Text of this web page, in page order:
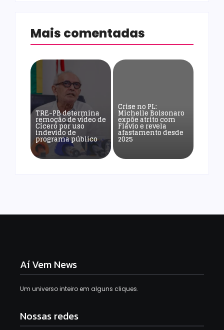
Mais comentadas
TRE-PB determina
remoção de vídeo de
Cícero por uso
indevido de
programa público
Crise no PL:
Michelle Bolsonaro
expõe atrito com
Flávio e revela
afastamento desde
2025
Aí Vem News
Um universo inteiro em alguns cliques.
Nossas redes